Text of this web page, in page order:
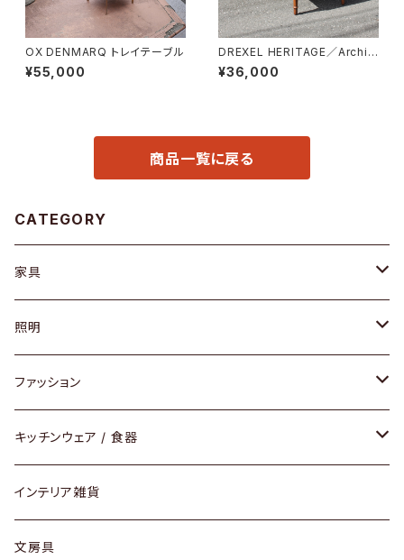
OX DENMARQ トレイテーブル
¥55,000
DREXEL HERITAGE／Archit
ectual Low Table
¥36,000
商品一覧に戻る
CATEGORY
家具
ソファ / ベンチ
チェア / スツール
ダイニングセット / ダイニングテーブル
ローテーブル / サイドテーブル
デスク / コンソール
照明
ペンダントライト
テーブルランプ / デスクスタンド
フロアライト
ファッション
アクセサリー
リング
ピアス / イヤリング
財布
バッグ
キッチンウェア / 食器
グラス / タンブラー
カップ / マグ
インテリア雑貨
文房具